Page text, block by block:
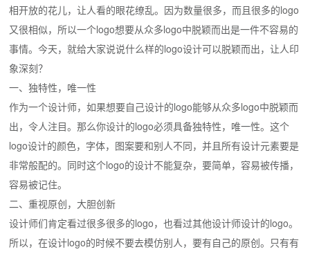
相开放的花儿，让人看的眼花缭乱。因为数量很多，而且很多的logo
又很相似，所以一个logo想要从众多logo中脱颖而出是一件不容易的
事情。今天，就给大家说说什么样的logo设计可以脱颖而出，让人印
象深刻？
一、独特性，唯一性
作为一个设计师，如果想要自己设计的logo能够从众多logo中脱颖而
出，令人注目。那么你设计的logo必须具备独特性，唯一性。这个
logo设计的颜色，字体，图案要和别人不同，并且所有设计元素要是
非常般配的。同时这个logo的设计不能复杂，要简单，容易被传播，
容易被记住。
二、重视原创，大胆创新
设计师们肯定看过很多很多的logo，也看过其他设计师设计的logo。
所以，在设计logo的时候不要去模仿别人，要有自己的原创。只有有